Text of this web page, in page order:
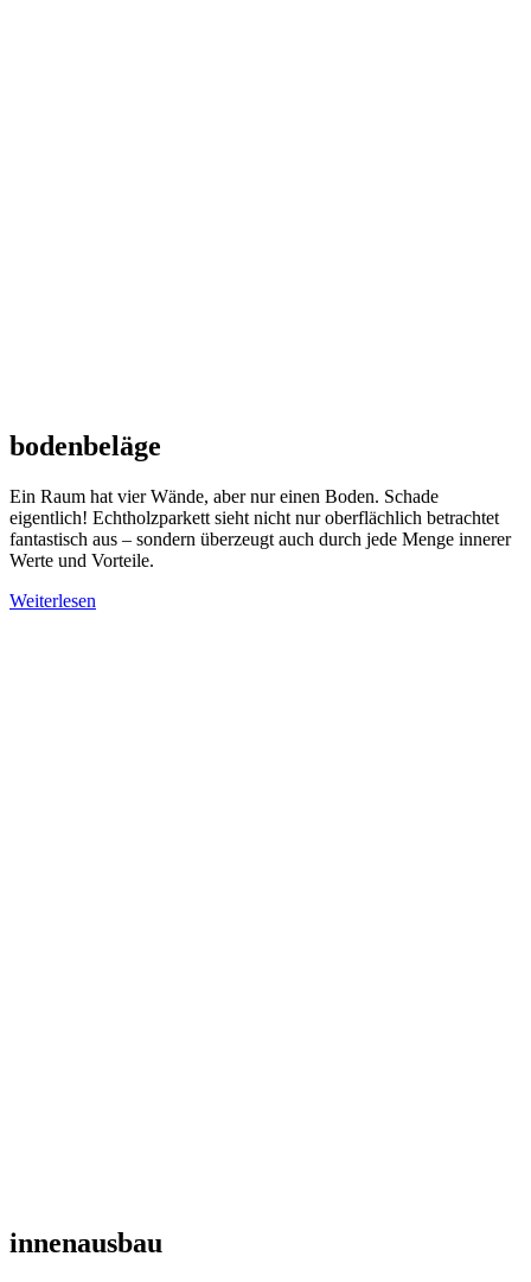
bodenbeläge
Ein Raum hat vier Wände, aber nur einen Boden. Schade
eigentlich! Echtholzparkett sieht nicht nur oberflächlich betrachtet
fantastisch aus – sondern überzeugt auch durch jede Menge innerer
Werte und Vorteile.
Weiterlesen
innenausbau